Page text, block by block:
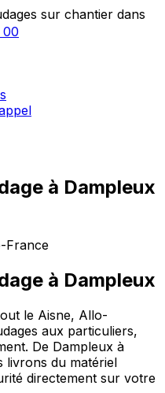
sur chantier dans
à Dampleux
France
à Dampleux
le Aisne, Allo-
aux particuliers,
De Dampleux à
livrons du matériel
directement sur votre